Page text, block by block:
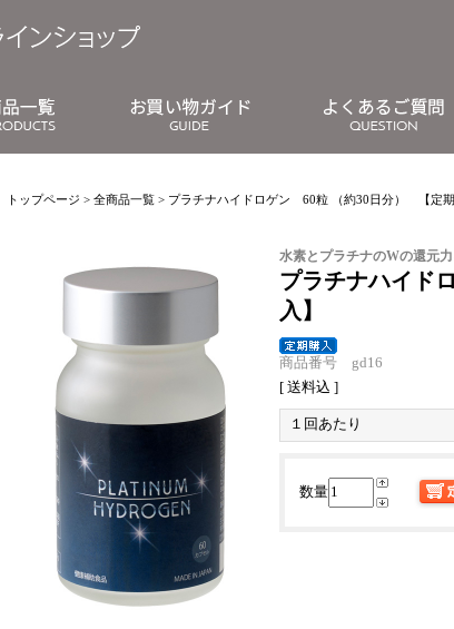
トップページ > 全商品一覧 > プラチナハイドロゲン 60粒 （約30日分） 【定期
水素とプラチナのWの還元
プラチナハイド
入】
商品番号 gd16
[ 送料込 ]
１回あたり
数量